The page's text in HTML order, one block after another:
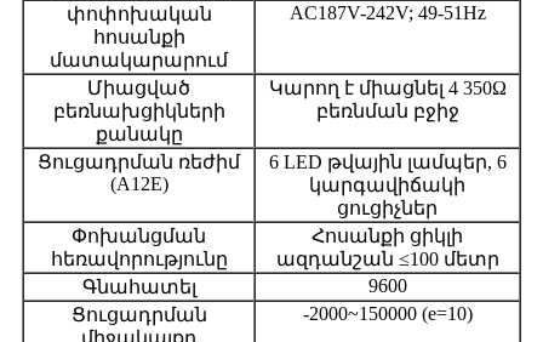
փոփոխական
հոսանքի
մատակարարում
AC187V-242V; 49-51Hz
Միացված
բեռնախցիկների
քանակը
Կարող է միացնել 4 350Ω
բեռնման բջիջ
Ցուցադրման ռեժիմ
(A12E)
6 LED թվային լամպեր, 6
կարգավիճակի
ցուցիչներ
Փոխանցման
հեռավորությունը
Հոսանքի ցիկլի
ազդանշան ≤100 մետր
Գնահատել
9600
Ցուցադրման
միջակայքը
-2000~150000 (e=10)